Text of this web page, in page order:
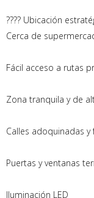
???? Ubicación
Cerca de
Fácil acceso a rutas
Zona tranquila y de
Calles adoquinadas y
Puertas y ventanas
Iluminación LED